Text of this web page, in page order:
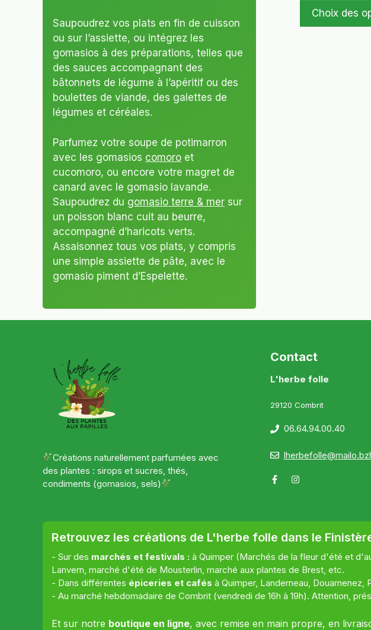
Choix des
produit
Saupoudrez vos plats en fin de cuisson
ou sur l’assiette, ou intégrez les
gomasios à des préparations, telles que
des sauces accompagnant des
bâtonnets de légume à l’apéritif ou des
boulettes de viande, des galettes de
légumes et céréales.
Parfumez votre soupe de potimarron
avec les gomasios comoro et
cucomoro, ou encore votre magret de
canard avec le gomasio lavande.
Saupoudrez du gomasio terre & mer sur
un poisson blanc cuit au beurre,
accompagné d’haricots verts.
Assaisonnez tous vos plats, y compris
une simple assiette de pâte, avec le
gomasio piment d’Espelette.
Créations naturellement parfumées avec
des plantes : sirops et sucres, thés,
condiments (gomasios, sels)
Contact
L'herbe folle
29120 Combrit
06.64.94.00.40
Retrouvez les créations de L'herbe folle dans le
- Sur des marchés et festivals : à Quimper (Marchés de la fleur d'été et
Lanvern, marché d'été de Mousterlin, marché aux plantes de Brest, etc.
- Dans différentes épiceries et cafés à Quimper, Landerneau, Douarnenez,
- Au marché hebdomadaire de Combrit (vendredi de 16h à 19h). Attention,
Et sur notre boutique en ligne, avec remise en main propre, en